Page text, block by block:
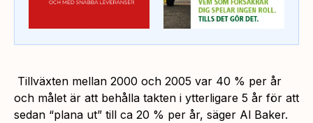
Tillväxten mellan 2000 och 2005 var 40 % per år
och målet är att behålla takten i ytterligare 5 år för att
sedan “plana ut” till ca 20 % per år, säger Al Baker.